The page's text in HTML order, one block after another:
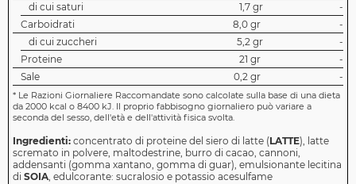
di cui saturi
1,7 gr
-
Carboidrati
8,0 gr
-
di cui zuccheri
5,2 gr
-
Proteine
21 gr
-
Sale
0,2 gr -
* Le Razioni Giornaliere Raccomandate sono calcolate sulla base di una dieta
da 2000 kcal o 8400 kJ. Il proprio fabbisogno giornaliero può variare a
seconda del sesso, dell'età e dell'attività fisica svolta.
Ingredienti: concentrato di proteine ​​del siero di latte (LATTE), latte
scremato in polvere, maltodestrine, burro di cacao, cannoni,
addensanti (gomma xantano, gomma di guar), emulsionante lecitina
di SOIA, edulcorante: sucralosio e potassio acesulfame